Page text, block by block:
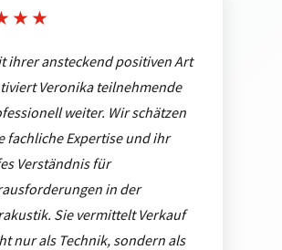
ihrer ansteckend positiven Art
Veronika teilnehmende
weiter. Wir schätzen
fachliche Expertise und ihr
Verständnis für
in der
Sie vermittelt Verkauf
nur als Technik, sondern als